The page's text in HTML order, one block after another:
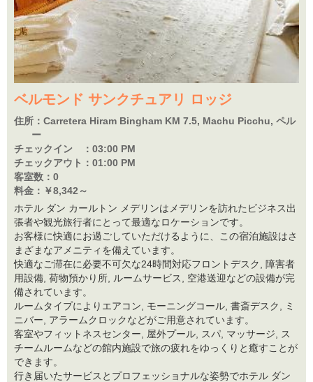
ベルモンド サンクチュアリ ロッジ
住所： Carretera Hiram Bingham KM 7.5, Machu Picchu, ペル
ー
チェックイン ： 03:00 PM
チェックアウト： 01:00 PM
客室数： 0
料金： ￥8,342～
ホテル ダン カールトン メデリンはメデリンを訪れたビジネス出
張者や観光旅行者にとって最適なロケーションです。
お客様に快適にお過ごしていただけるように、この宿泊施設はさ
まざまなアメニティを備えています。
快適なご滞在に必要不可欠な24時間対応フロントデスク, 障害者
用設備, 荷物預かり所, ルームサービス, 空港送迎などの設備が完
備されています。
ルームタイプによりエアコン, モーニングコール, 書斎デスク, ミ
ニバー, アラームクロックなどがご用意されています。
客室やフィットネスセンター, 屋外プール, スパ, マッサージ, ス
チームルームなどの館内施設で旅の疲れをゆっくりと癒すことが
できます。
行き届いたサービスとプロフェッショナルな姿勢でホテル ダン